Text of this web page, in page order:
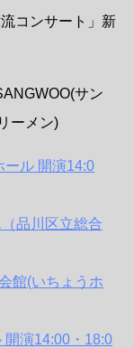
コンサート」新
サン
ーメン)
ール 開演14:0
品川区立総合
館(いちょうホ
開演14:00・18:0